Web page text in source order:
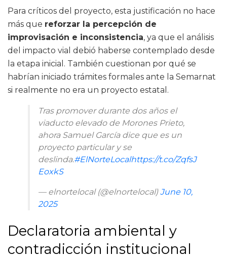
Para críticos del proyecto, esta justificación no hace
más que reforzar la percepción de
improvisación e inconsistencia, ya que el análisis
del impacto vial debió haberse contemplado desde
la etapa inicial. También cuestionan por qué se
habrían iniciado trámites formales ante la Semarnat
si realmente no era un proyecto estatal.
Tras promover durante dos años el
viaducto elevado de Morones Prieto,
ahora Samuel García dice que es un
proyecto particular y se
deslinda.#ElNorteLocalhttps://t.co/ZqfsJ
EoxkS
— elnortelocal (@elnortelocal)June 10,
2025
Declaratoria ambiental y
contradicción institucional